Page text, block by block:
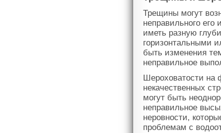
Трещины могут
неправильного
иметь разную
горизонтальными
быть изменения
неправильное
Шероховатости на
некачественных
могут быть
неправильное
неровности,
проблемам с